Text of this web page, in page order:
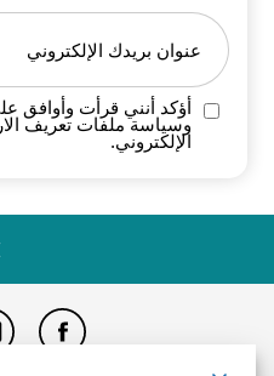
عنوان بريدك الإلكتروني
أؤكد أنني قرأت وأوافق
وسياسة ملفات تعريف
الإلكتروني.